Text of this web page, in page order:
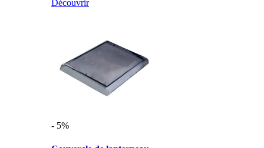
Découvrir
- 5%